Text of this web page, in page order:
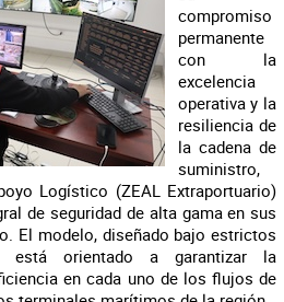
compromiso
permanente
con la
excelencia
operativa y la
resiliencia de
la cadena de
suministro,
Logístico (ZEAL Extraportuario)
de seguridad de alta gama en sus
El modelo, diseñado bajo estrictos
está orientado a garantizar la
en cada uno de los flujos de